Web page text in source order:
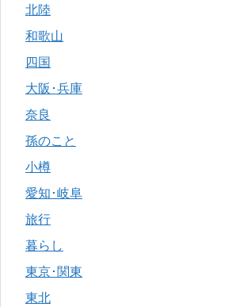
北陸
和歌山
四国
大阪･兵庫
奈良
孫のこと
小樽
愛知･岐阜
旅行
暮らし
東京･関東
東北